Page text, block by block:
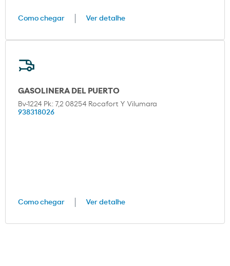
Como chegar Ver detalhe
GASOLINERA DEL PUERTO
Bv-1224 Pk: 7,2 08254 Rocafort Y Vilumara
938318026
Como chegar Ver detalhe